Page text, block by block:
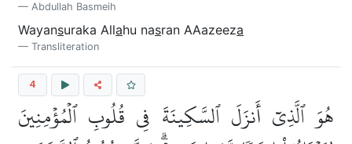
Abdullah Basmeih
Wayansuraka Allahu nasran AAazeeza
Transliteration
4
هُوَ ٱلَّذِيٓ أَنزَلَ ٱلسَّكِينَةَ فِي قُلُوبِ ٱلۡمُؤۡمِنِينَ